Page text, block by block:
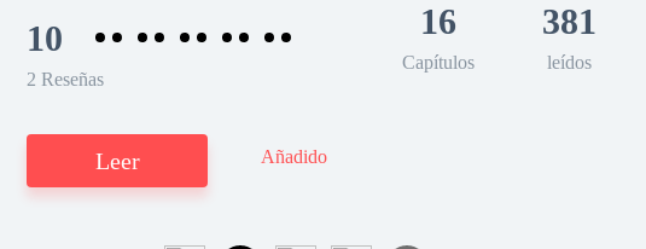
10
2 Reseñas
16
Capítulos
381
leídos
Leer Añadido